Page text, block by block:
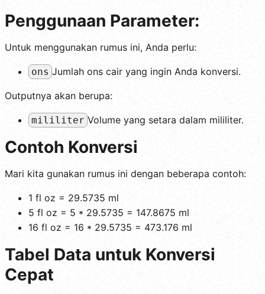
Penggunaan Parameter:
Untuk menggunakan rumus ini, Anda perlu:
ons Jumlah ons cair yang ingin Anda konversi.
Outputnya akan berupa:
mililiter Volume yang setara dalam mililiter.
Contoh Konversi
Mari kita gunakan rumus ini dengan beberapa contoh:
1 fl oz = 29.5735 ml
5 fl oz = 5 * 29.5735 = 147.8675 ml
16 fl oz = 16 * 29.5735 = 473.176 ml
Tabel Data untuk Konversi
Cepat